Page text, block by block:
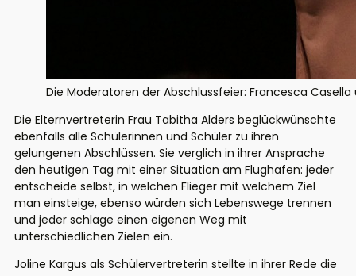
Die Moderatoren der Abschlussfeier: Francesca
Die Elternvertreterin Frau Tabitha Alders beglückwünschte
ebenfalls alle Schülerinnen und Schüler zu ihren
gelungenen Abschlüssen. Sie verglich in ihrer Ansprache
den heutigen Tag mit einer Situation am Flughafen: jeder
entscheide selbst, in welchen Flieger mit welchem Ziel
man einsteige, ebenso würden sich Lebenswege trennen
und jeder schlage einen eigenen Weg mit
unterschiedlichen Zielen ein.
Joline Kargus als Schülervertreterin stellte in ihrer Rede die